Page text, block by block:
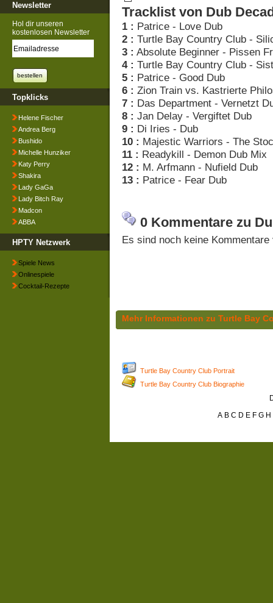
Newsletter
Hol dir unseren
kostenlosen Newsletter
Topklicks
Helene Fischer
Andrea Berg
Bushido
Michelle Hunziker
Katy Perry
Shakira
Lady GaGa
Lady Bitch Ray
Madcon
ABBA
HPTY Netzwerk
Spiele News
Onlinespiele
Cocktail-Rezepte
Tracklist von Dub
1 : Patrice - Love Dub
2 : Turtle Bay Country Club -
3 : Absolute Beginner - Pissen
4 : Turtle Bay Country Club -
5 : Patrice - Good Dub
6 : Zion Train vs. Kastrierte
7 : Das Department - Vernetzt
8 : Jan Delay - Vergiftet Dub
9 : Di Iries - Dub
10 : Majestic Warriors - The
11 : Readykill - Demon Dub Mix
12 : M. Arfmann - Nufield Dub
13 : Patrice - Fear Dub
0 Kommentare zu
Es sind noch keine
Mehr Informationen zu Turtle Bay
Turtle Bay Country Club Portrait
Turtle Bay Country Club Biographie
A B C D E F G H